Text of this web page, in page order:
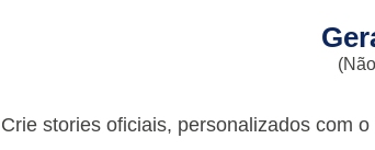
Crie stories oficiais, personalizados com